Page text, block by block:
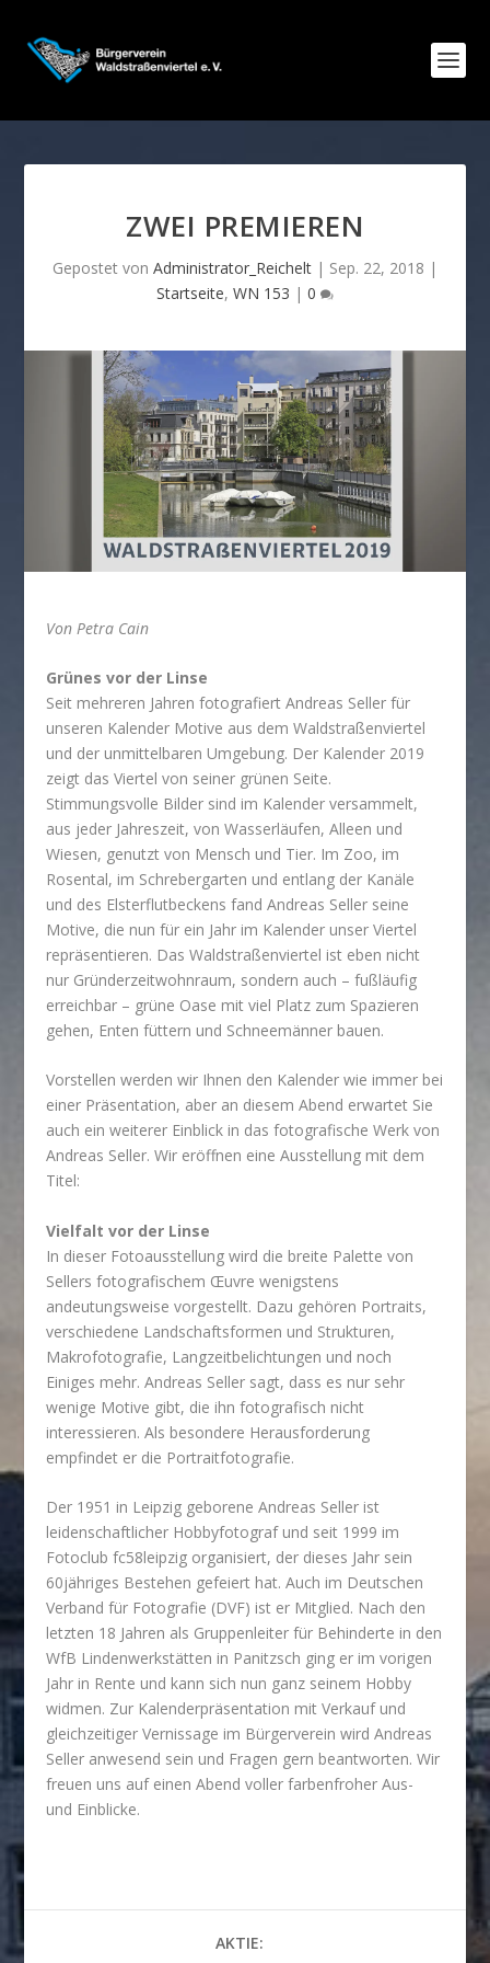
ZWEI PREMIEREN
Gepostet von Administrator_Reichelt | Sep. 22, 2018 |
Startseite, WN 153 | 0
Von Petra Cain
Grünes vor der Linse
Seit mehreren Jahren fotografiert Andreas Seller für
unseren Kalender Motive aus dem Waldstraßenviertel
und der unmittelbaren Umgebung. Der Kalender 2019
zeigt das Viertel von seiner grünen Seite.
Stimmungsvolle Bilder sind im Kalender versammelt,
aus jeder Jahreszeit, von Wasserläufen, Alleen und
Wiesen, genutzt von Mensch und Tier. Im Zoo, im
Rosental, im Schrebergarten und entlang der Kanäle
und des Elsterflutbeckens fand Andreas Seller seine
Motive, die nun für ein Jahr im Kalender unser Viertel
repräsentieren. Das Waldstraßenviertel ist eben nicht
nur Gründerzeitwohnraum, sondern auch – fußläufig
erreichbar – grüne Oase mit viel Platz zum Spazieren
gehen, Enten füttern und Schneemänner bauen.
Vorstellen werden wir Ihnen den Kalender wie immer bei
einer Präsentation, aber an diesem Abend erwartet Sie
auch ein weiterer Einblick in das fotografische Werk von
Andreas Seller. Wir eröffnen eine Ausstellung mit dem
Titel:
Vielfalt vor der Linse
In dieser Fotoausstellung wird die breite Palette von
Sellers fotografischem Œuvre wenigstens
andeutungsweise vorgestellt. Dazu gehören Portraits,
verschiedene Landschaftsformen und Strukturen,
Makrofotografie, Langzeitbelichtungen und noch
Einiges mehr. Andreas Seller sagt, dass es nur sehr
wenige Motive gibt, die ihn fotografisch nicht
interessieren. Als besondere Herausforderung
empfindet er die Portraitfotografie.
Der 1951 in Leipzig geborene Andreas Seller ist
leidenschaftlicher Hobbyfotograf und seit 1999 im
Fotoclub fc58leipzig organisiert, der dieses Jahr sein
60jähriges Bestehen gefeiert hat. Auch im Deutschen
Verband für Fotografie (DVF) ist er Mitglied. Nach den
letzten 18 Jahren als Gruppenleiter für Behinderte in den
WfB Lindenwerkstätten in Panitzsch ging er im vorigen
Jahr in Rente und kann sich nun ganz seinem Hobby
widmen. Zur Kalenderpräsentation mit Verkauf und
gleichzeitiger Vernissage im Bürgerverein wird Andreas
Seller anwesend sein und Fragen gern beantworten. Wir
freuen uns auf einen Abend voller farbenfroher Aus-
und Einblicke.
AKTIE: